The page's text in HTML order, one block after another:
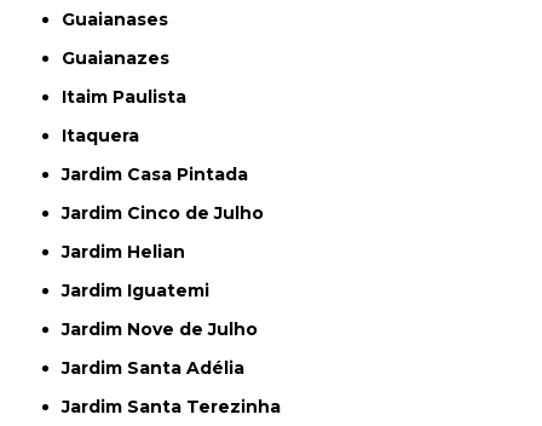
Guaianases
Guaianazes
Itaim Paulista
Itaquera
Jardim Casa Pintada
Jardim Cinco de Julho
Jardim Helian
Jardim Iguatemi
Jardim Nove de Julho
Jardim Santa Adélia
Jardim Santa Terezinha